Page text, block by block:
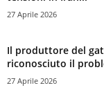
27 Aprile 2026
Il produttore del
riconosciuto il
27 Aprile 2026